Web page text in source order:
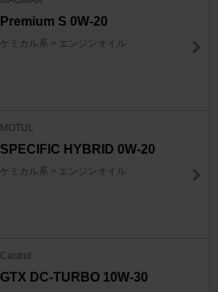
Premium S 0W-20
ケミカル系 > エンジンオイル
MOTUL
SPECIFIC HYBRID 0W-20
ケミカル系 > エンジンオイル
Castrol
GTX DC-TURBO 10W-30